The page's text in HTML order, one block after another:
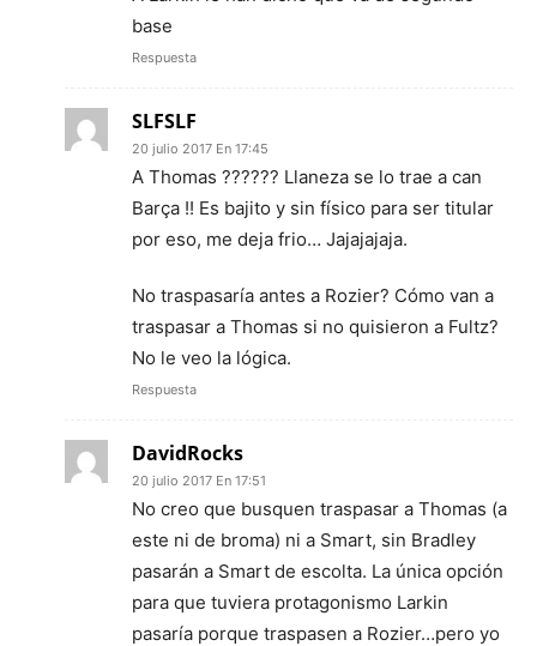
base
Respuesta
SLFSLF
20 julio 2017 En 17:45
A Thomas ?????? Llaneza se lo trae a can
Barça !! Es bajito y sin físico para ser titular
por eso, me deja frio… Jajajajaja.
No traspasaría antes a Rozier? Cómo van a
traspasar a Thomas si no quisieron a Fultz?
No le veo la lógica.
Respuesta
DavidRocks
20 julio 2017 En 17:51
No creo que busquen traspasar a Thomas (a
este ni de broma) ni a Smart, sin Bradley
pasarán a Smart de escolta. La única opción
para que tuviera protagonismo Larkin
pasaría porque traspasen a Rozier…pero yo